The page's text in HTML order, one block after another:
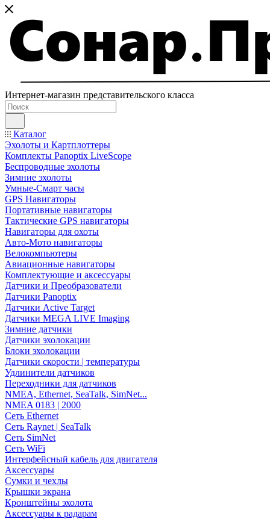
Интернет-магазин представительского класса
Каталог
Эхолоты и Картплоттеры
Комплекты Panoptix LiveScope
Беспроводные эхолоты
Зимние эхолоты
Умные-Смарт часы
GPS Навигаторы
Портативные навигаторы
Тактические GPS навигаторы
Навигаторы для охоты
Авто-Мото навигаторы
Велокомпьютеры
Авиационные навигаторы
Комплектующие и аксессуары
Датчики и Преобразователи
Датчики Panoptix
Датчики Active Target
Датчики MEGA LIVE Imaging
Зимние датчики
Датчики эхолокации
Блоки эхолокации
Датчики скорости | температуры
Удлинители датчиков
Переходники для датчиков
NMEA, Ethernet, SeaTalk, SimNet...
NMEA 0183 | 2000
Сеть Ethernet
Сеть Raynet | SeaTalk
Сеть SimNet
Сеть WiFi
Интерфейсный кабель для двигателя
Аксессуары
Сумки и чехлы
Крышки экрана
Кронштейны эхолота
Аксессуары к радарам